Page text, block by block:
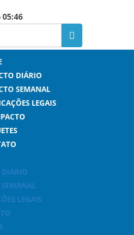
DIÁRIO
SEMANAL
LEGAIS
LEGAIS